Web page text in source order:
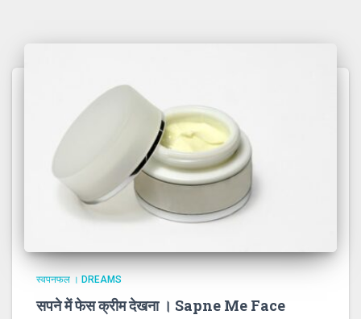
स्वपनफल । DREAMS
सपने में फेस क्रीम देखना । Sapne Me Face